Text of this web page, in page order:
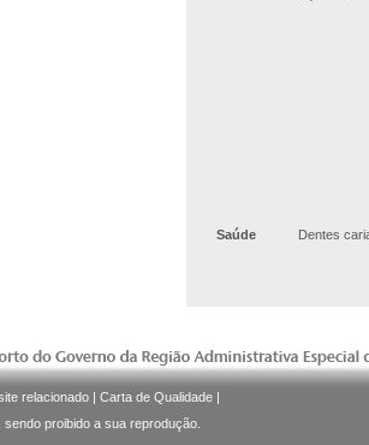
Saúde Dentes
relacionado | Carta de Qualidade |
sendo proibido a sua reprodução.